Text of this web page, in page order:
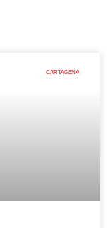
CARTAGENA